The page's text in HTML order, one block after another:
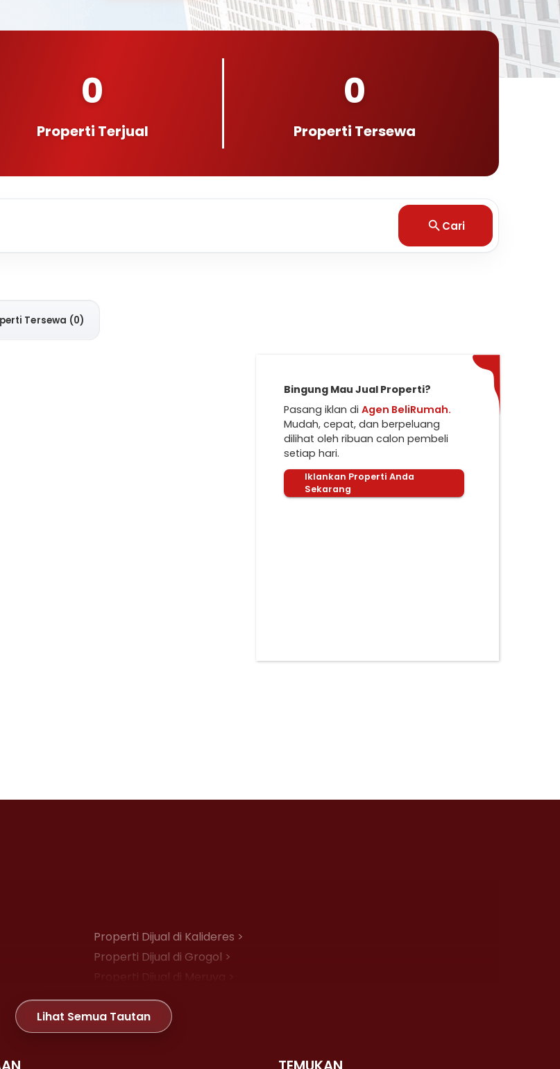
0
Properti Terjual
0
Properti Tersewa
Cari
Tersewa (0)
Bingung Mau Jual Properti?
Pasang iklan di Agen BeliRumah.
Mudah, cepat, dan berpeluang
dilihat oleh ribuan calon pembeli
setiap hari.
Iklankan Properti Anda
Sekarang
Properti Dijual di Kalideres >
Properti Dijual di Grogol >
Properti Dijual di Meruya >
Properti Dijual di Joglo >
Lihat Semua Tautan